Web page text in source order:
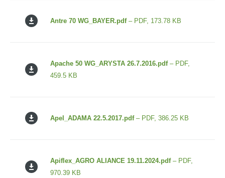
Antre 70 WG_BAYER.pdf– PDF, 173.78 KB
Apache 50 WG_ARYSTA 26.7.2016.pdf– PDF,
459.5 KB
Apel_ADAMA 22.5.2017.pdf– PDF, 386.25 KB
Apiflex_AGRO ALIANCE 19.11.2024.pdf– PDF,
970.39 KB